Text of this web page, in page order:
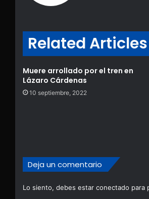
Related Articles
Muere arrollado por el tren en
Lázaro Cárdenas
10 septiembre, 2022
Deja un comentario
Lo siento, debes estar conectado para